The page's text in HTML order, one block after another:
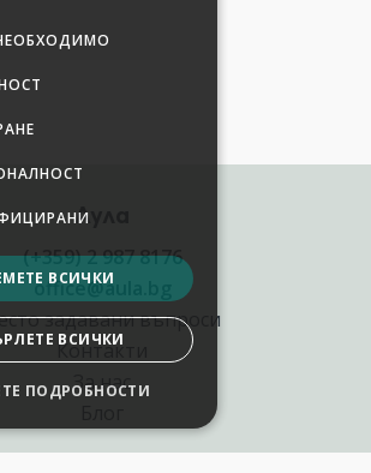
Аула
(+359) 2 987 8176
office@aula.bg
задавани въпроси
Контакти
За нас
ВСИЧКИ
ВСИЧКИ
ПОДРОБНОСТИ